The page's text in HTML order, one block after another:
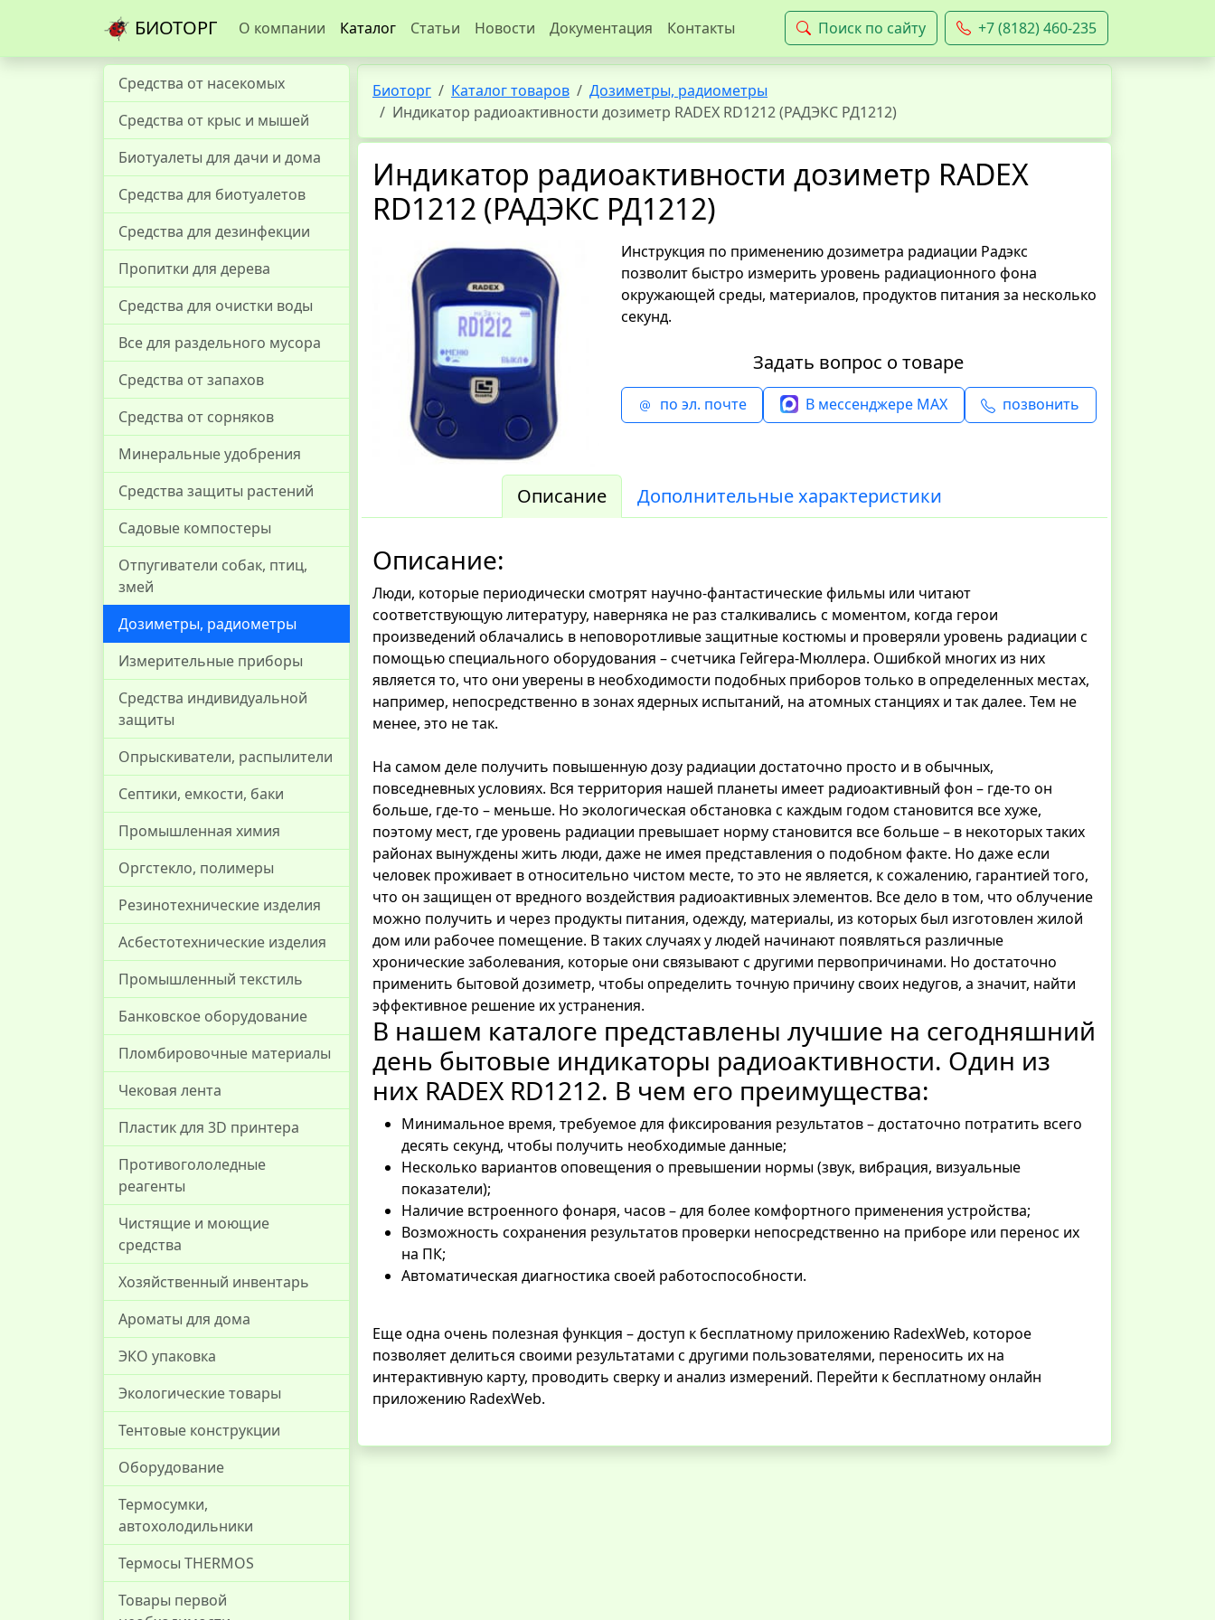
БИОТОРГ О компании Каталог Статьи Новости Документация Контакты Поиск по сайту +7 (8182) 460-235
Средства от насекомых
Средства от крыс и мышей
Биотуалеты для дачи и дома
Средства для биотуалетов
Средства для дезинфекции
Пропитки для дерева
Средства для очистки воды
Все для раздельного мусора
Средства от запахов
Средства от сорняков
Минеральные удобрения
Средства защиты растений
Садовые компостеры
Отпугиватели собак, птиц,
змей
Дозиметры, радиометры
Измерительные приборы
Средства индивидуальной
защиты
Опрыскиватели, распылители
Септики, емкости, баки
Промышленная химия
Оргстекло, полимеры
Резинотехнические изделия
Асбестотехнические изделия
Промышленный текстиль
Банковское оборудование
Пломбировочные материалы
Чековая лента
Пластик для 3D принтера
Противогололедные
реагенты
Чистящие и моющие
средства
Хозяйственный инвентарь
Ароматы для дома
ЭКО упаковка
Экологические товары
Тентовые конструкции
Оборудование
Термосумки,
автохолодильники
Термосы THERMOS
Товары первой
Биоторг Каталог товаров
Дозиметры, радиометры
Индикатор радиоактивности дозиметр RADEX RD1212 (РАДЭКС РД1212)
Индикатор радиоактивности дозиметр RADEX
RD1212 (РАДЭКС РД1212)
Инструкция по применению дозиметра радиации Радэкс
позволит быстро измерить уровень радиационного фона
окружающей среды, материалов, продуктов питания за несколько
секунд.
Задать вопрос о товаре
по эл. почте В мессенджере MAX позвонить
Описание Дополнительные характеристики
Описание:
Люди, которые периодически смотрят научно-фантастические фильмы или читают
соответствующую литературу, наверняка не раз сталкивались с моментом, когда герои
произведений облачались в неповоротливые защитные костюмы и проверяли уровень радиации с
помощью специального оборудования – счетчика Гейгера-Мюллера. Ошибкой многих из них
является то, что они уверены в необходимости подобных приборов только в определенных местах,
например, непосредственно в зонах ядерных испытаний, на атомных станциях и так далее. Тем не
менее, это не так.
На самом деле получить повышенную дозу радиации достаточно просто и в обычных,
повседневных условиях. Вся территория нашей планеты имеет радиоактивный фон – где-то он
больше, где-то – меньше. Но экологическая обстановка с каждым годом становится все хуже,
поэтому мест, где уровень радиации превышает норму становится все больше – в некоторых таких
районах вынуждены жить люди, даже не имея представления о подобном факте. Но даже если
человек проживает в относительно чистом месте, то это не является, к сожалению, гарантией того,
что он защищен от вредного воздействия радиоактивных элементов. Все дело в том, что облучение
можно получить и через продукты питания, одежду, материалы, из которых был изготовлен жилой
дом или рабочее помещение. В таких случаях у людей начинают появляться различные
хронические заболевания, которые они связывают с другими первопричинами. Но достаточно
применить бытовой дозиметр, чтобы определить точную причину своих недугов, а значит, найти
эффективное решение их устранения.
В нашем каталоге представлены лучшие на сегодняшний
день бытовые индикаторы радиоактивности. Один из
них RADEX RD1212. В чем его преимущества:
Минимальное время, требуемое для фиксирования результатов – достаточно потратить всего
десять секунд, чтобы получить необходимые данные;
Несколько вариантов оповещения о превышении нормы (звук, вибрация, визуальные
показатели);
Наличие встроенного фонаря, часов – для более комфортного применения устройства;
Возможность сохранения результатов проверки непосредственно на приборе или перенос их
на ПК;
Автоматическая диагностика своей работоспособности.
Еще одна очень полезная функция – доступ к бесплатному приложению RadexWeb, которое
позволяет делиться своими результатами с другими пользователями, переносить их на
интерактивную карту, проводить сверку и анализ измерений. Перейти к бесплатному онлайн
приложению RadexWeb.